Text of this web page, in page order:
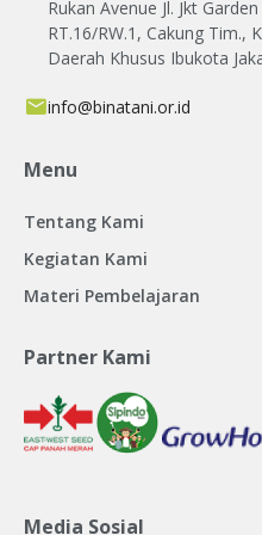
Rukan Avenue Jl. Jkt
RT.16/RW.1, Cakung Tim.,
Daerah Khusus Ibukota
info@binatani.or.id
Menu
Tentang Kami
Kegiatan Kami
Materi Pembelajaran
Partner Kami
Media Sosial